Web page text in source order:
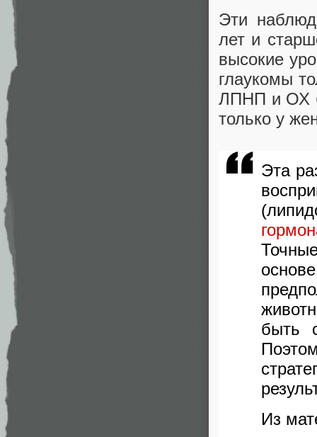
Эти
лет и
высокие
глаукомы
ЛПНП и ОХ
только у
Эта
быть
Из